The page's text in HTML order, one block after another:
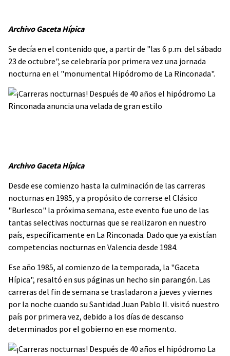
Archivo Gaceta Hípica
Se decía en el contenido que, a partir de "las 6 p.m. del sábado
23 de octubre", se celebraría por primera vez una jornada
nocturna en el "monumental Hipódromo de La Rinconada".
Archivo Gaceta Hípica
Desde ese comienzo hasta la culminación de las carreras
nocturnas en 1985, y a propósito de correrse el Clásico
"Burlesco" la próxima semana, este evento fue uno de las
tantas selectivas nocturnas que se realizaron en nuestro
país, específicamente en La Rinconada. Dado que ya existían
competencias nocturnas en Valencia desde 1984.
Ese año 1985, al comienzo de la temporada, la "Gaceta
Hípica", resaltó en sus páginas un hecho sin parangón. Las
carreras del fin de semana se trasladaron a jueves y viernes
por la noche cuando su Santidad Juan Pablo II. visitó nuestro
país por primera vez, debido a los días de descanso
determinados por el gobierno en ese momento.